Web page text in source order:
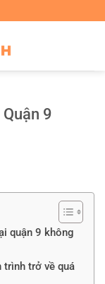
9
quận 9 không
trình trở về quá